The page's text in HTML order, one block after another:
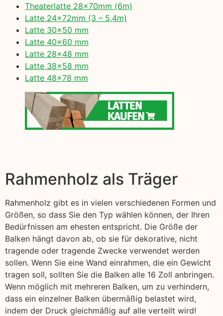
Theaterlatte 28x70mm (6m)
Latte 24x72mm (3 – 5,4m)
Latte 30×50 mm
Latte 40×60 mm
Latte 28×48 mm
Latte 38×58 mm
Latte 48×78 mm
Rahmenholz als Träger
Rahmenholz gibt es in vielen verschiedenen Formen und
Größen, so dass Sie den Typ wählen können, der Ihren
Bedürfnissen am ehesten entspricht. Die Größe der
Balken hängt davon ab, ob sie für dekorative, nicht
tragende oder tragende Zwecke verwendet werden
sollen. Wenn Sie eine Wand einrahmen, die ein Gewicht
tragen soll, sollten Sie die Balken alle 16 Zoll anbringen.
Wenn möglich mit mehreren Balken, um zu verhindern,
dass ein einzelner Balken übermäßig belastet wird,
indem der Druck gleichmäßig auf alle verteilt wird!